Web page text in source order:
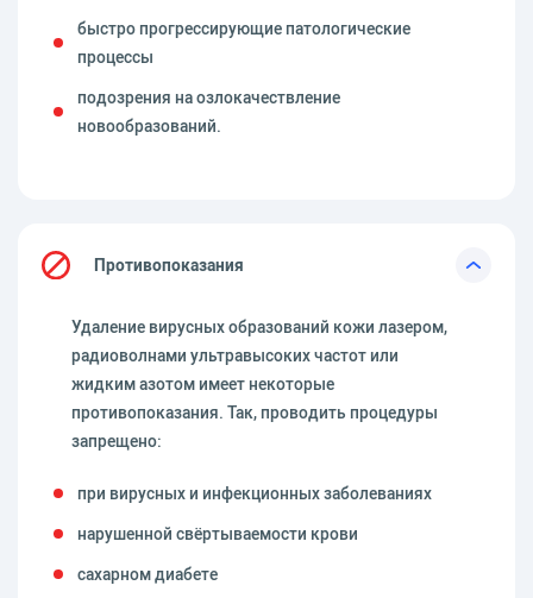
быстро прогрессирующие патологические
процессы
подозрения на озлокачествление
новообразований.
Противопоказания
Удаление вирусных образований кожи лазером,
радиоволнами ультравысоких частот или
жидким азотом имеет некоторые
противопоказания. Так, проводить процедуры
запрещено:
при вирусных и инфекционных заболеваниях
нарушенной свёртываемости крови
сахарном диабете